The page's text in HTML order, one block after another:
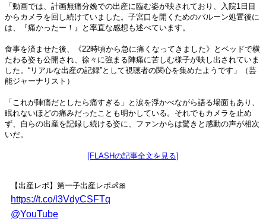
「動画では、計画無痛分娩での出産に臨む姿が映されており、入院1日目
からカメラを回し続けていました。子宮口を開くためのバルーン処置後に
は、『痛かったー！』と率直な感想も述べています。
食事を済ませた後、《22時頃から急に痛くなってきました》とベッドで横
たわる姿も公開され、徐々に強まる陣痛に苦しむ様子が映し出されていま
した。“リアルな出産の記録”として視聴者の関心を集めたようです」（芸
能ジャーナリスト）
「これが陣痛だとしたら痛すぎる」と涙を浮かべながら語る場面もあり、
眠れないほどの痛みだったことも明かしている。それでもカメラを止め
ず、自らの出産を記録し続ける姿に、ファンからは驚きと感動の声が相次
いだ。
[FLASHの記事全文を見る]
【出産レポ】第一子出産レポ👶🎀
https://t.co/l3VdyCSFTq
@YouTube